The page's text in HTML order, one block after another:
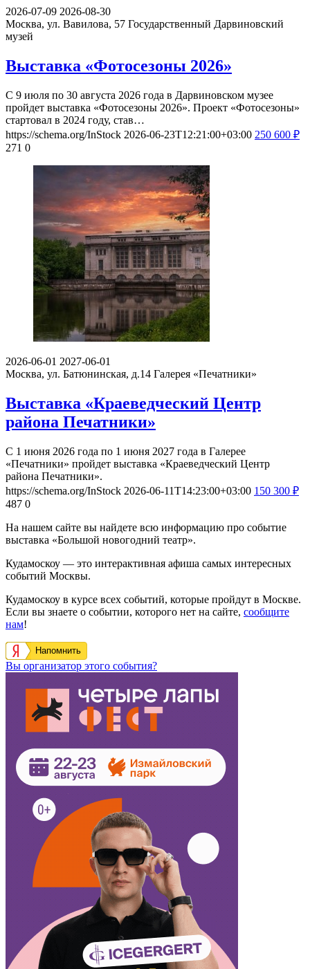
2026-07-09 2026-08-30
Москва, ул. Вавилова, 57 Государственный Дарвиновский
музей
Выставка «Фотосезоны 2026»
С 9 июля по 30 августа 2026 года в Дарвиновском музее
пройдет выставка «Фотосезоны 2026». Проект «Фотосезоны»
стартовал в 2024 году, став…
https://schema.org/InStock 2026-06-23T12:21:00+03:00 250 600 ₽
271 0
2026-06-01 2027-06-01
Москва, ул. Батюнинская, д.14 Галерея «Печатники»
Выставка «Краеведческий Центр
района Печатники»
С 1 июня 2026 года по 1 июня 2027 года в Галерее
«Печатники» пройдет выставка «Краеведческий Центр
района Печатники».
https://schema.org/InStock 2026-06-11T14:23:00+03:00 150 300 ₽
487 0
На нашем сайте вы найдете всю информацию про событие
выставка «Большой новогодний театр».
Кудамоскоу — это интерактивная афиша самых интересных
событий Москвы.
Кудамоскоу в курсе всех событий, которые пройдут в Москве.
Если вы знаете о событии, которого нет на сайте, сообщите
нам!
Напомнить
Вы организатор этого события?